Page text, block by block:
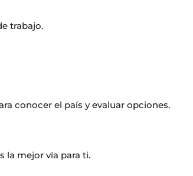
trabajo.
conocer el país y evaluar opciones.
la mejor vía para ti.